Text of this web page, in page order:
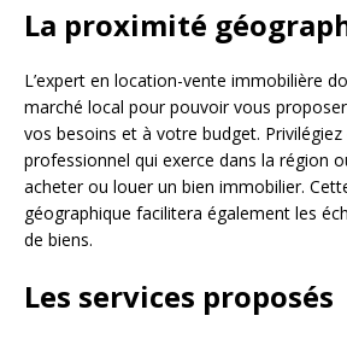
La proximité
L’expert en location-vente immobilière
marché local pour pouvoir vous
vos besoins et à votre budget. Privilégiez
professionnel qui exerce dans la région
acheter ou louer un bien immobilier.
géographique facilitera également les
de biens.
Les services proposés